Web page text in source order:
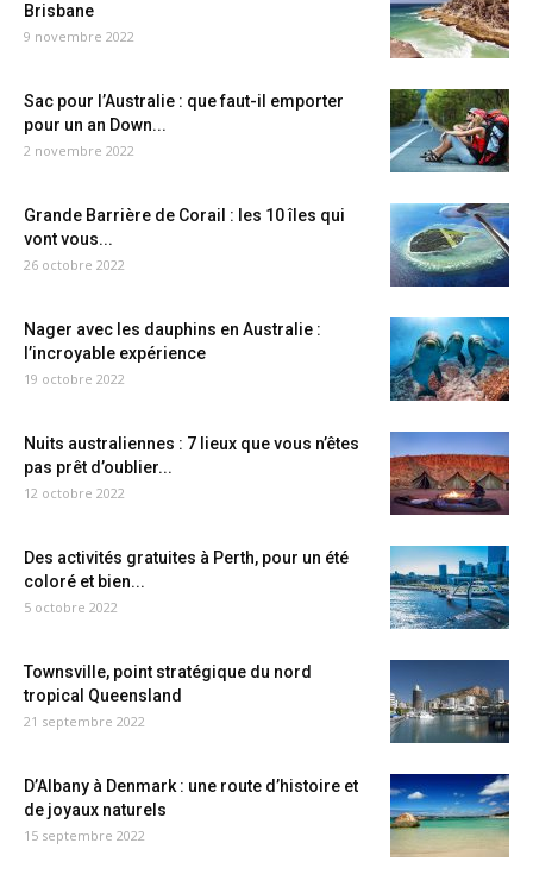
Brisbane
9 novembre 2022
Sac pour l’Australie : que faut-il emporter
pour un an Down...
2 novembre 2022
Grande Barrière de Corail : les 10 îles qui
vont vous...
26 octobre 2022
Nager avec les dauphins en Australie :
l’incroyable expérience
19 octobre 2022
Nuits australiennes : 7 lieux que vous n’êtes
pas prêt d’oublier...
12 octobre 2022
Des activités gratuites à Perth, pour un été
coloré et bien...
5 octobre 2022
Townsville, point stratégique du nord
tropical Queensland
21 septembre 2022
D’Albany à Denmark : une route d’histoire et
de joyaux naturels
15 septembre 2022